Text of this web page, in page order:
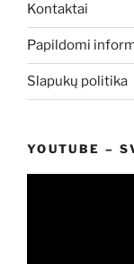
Kontaktai
Papildomi
Slapukų politika
YOUTUBE –